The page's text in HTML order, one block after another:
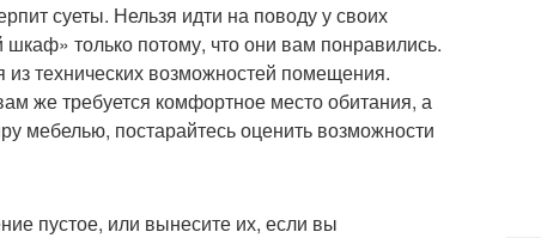
суеты. Нельзя идти на поводу у своих
шкаф» только потому, что они вам понравились.
технических возможностей помещения.
же требуется комфортное место обитания, а
мебелью, постарайтесь оценить возможности
пустое, или вынесите их, если вы